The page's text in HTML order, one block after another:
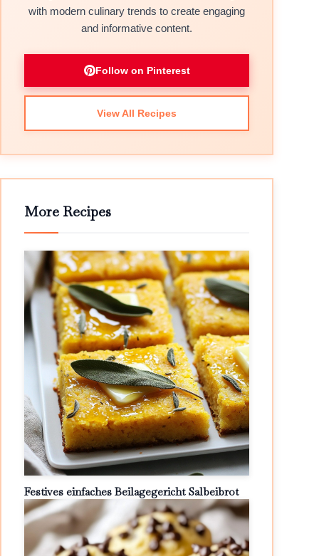
with modern culinary trends to create engaging
and informative content.
Follow on Pinterest
View All Recipes
More Recipes
Festives einfaches Beilagegericht Salbeibrot